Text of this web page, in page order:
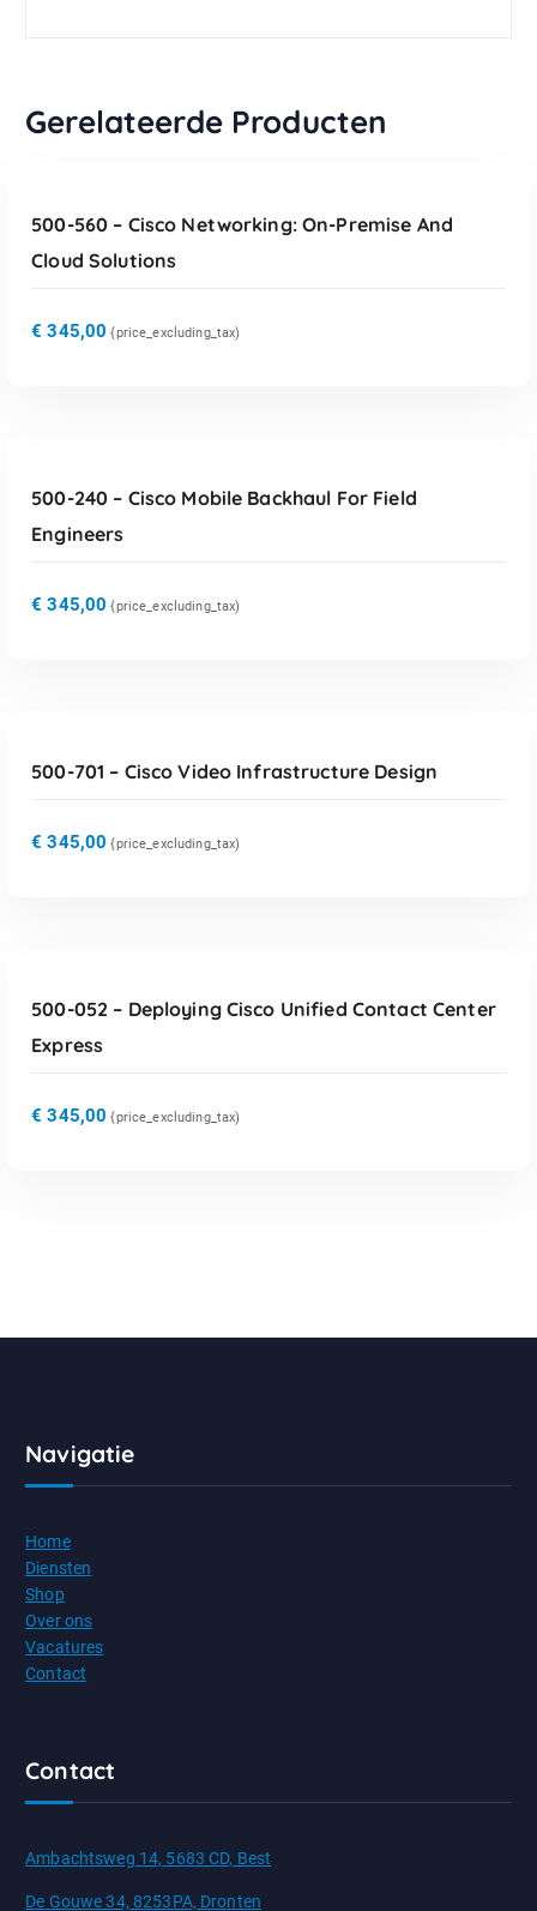
Gerelateerde Producten
500-560 – Cisco Networking: On-Premise And
Cloud Solutions
€ 345,00 {price_excluding_tax)
500-240 – Cisco Mobile Backhaul For Field
Engineers
€ 345,00 {price_excluding_tax)
500-701 – Cisco Video Infrastructure Design
€ 345,00 {price_excluding_tax)
500-052 – Deploying Cisco Unified Contact Center
Express
€ 345,00 {price_excluding_tax)
Navigatie
Home
Diensten
Shop
Over ons
Vacatures
Contact
Contact
Ambachtsweg 14, 5683 CD, Best
De Gouwe 34, 8253PA, Dronten